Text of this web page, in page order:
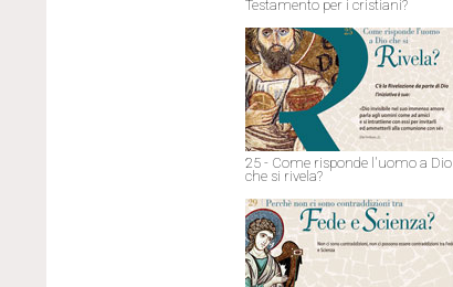
Testamento per i cristiani?
25 - Come risponde l'uomo a Dio
che si rivela?